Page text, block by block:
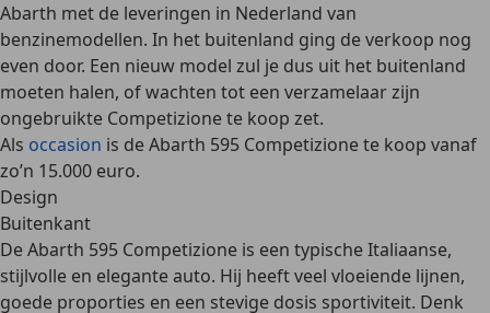
Abarth met de leveringen in Nederland van
benzinemodellen. In het buitenland ging de verkoop nog
even door. Een nieuw model zul je dus uit het buitenland
moeten halen, of wachten tot een verzamelaar zijn
ongebruikte Competizione te koop zet.
Als occasion is de Abarth 595 Competizione te koop vanaf
zo’n 15.000 euro.
Design
Buitenkant
De Abarth 595 Competizione is een typischeItaliaanse,
stijlvolle en elegante auto. Hij heeft veel vloeiende lijnen,
goede proporties en een stevige dosis sportiviteit. Denk